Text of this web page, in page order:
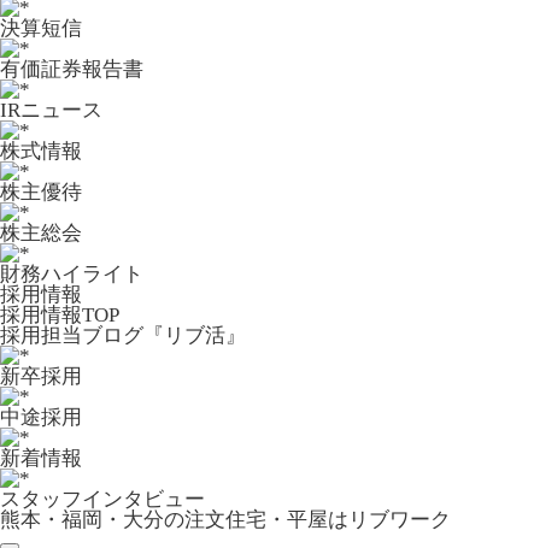
決算短信
有価証券報告書
IRニュース
株式情報
株主優待
株主総会
財務ハイライト
採用情報
採用情報TOP
採用担当ブログ『リブ活』
新卒採用
中途採用
新着情報
スタッフインタビュー
熊本・福岡・大分の注文住宅・平屋はリブワーク